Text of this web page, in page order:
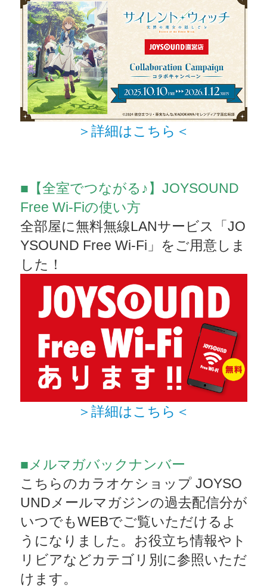
＞詳細はこちら＜
■【全室でつながる♪】JOYSOUND
Free Wi-Fiの使い方
全部屋に無料無線LANサービス「JO
YSOUND Free Wi-Fi」をご用意しま
した！
＞詳細はこちら＜
■メルマガバックナンバー
こちらのカラオケショップ JOYSO
UNDメールマガジンの過去配信分が
いつでもWEBでご覧いただけるよ
うになりました。お役立ち情報やト
リビアなどカテゴリ別に参照いただ
けます。